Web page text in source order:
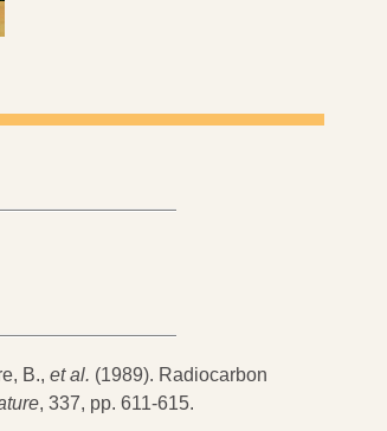
B., et al. (1989). Radiocarbon
, 337, pp. 611-615.